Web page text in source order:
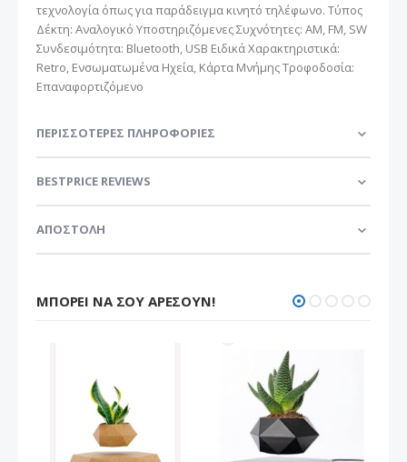
τεχνολογία όπως για παράδειγμα κινητό τηλέφωνο. Τύπος
Δέκτη: Αναλογικό Υποστηριζόμενες Συχνότητες: AM, FM, SW
Συνδεσιμότητα: Bluetooth, USB Ειδικά Χαρακτηριστικά:
Retro, Ενσωματωμένα Ηχεία, Κάρτα Μνήμης Τροφοδοσία:
Επαναφορτιζόμενο
ΠΕΡΙΣΣΌΤΕΡΕΣ ΠΛΗΡΟΦΟΡΊΕΣ
BESTPRICE REVIEWS
ΑΠΟΣΤΟΛΗ
ΜΠΟΡΕΊ ΝΑ ΣΟΥ ΑΡΈΣΟΥΝ!